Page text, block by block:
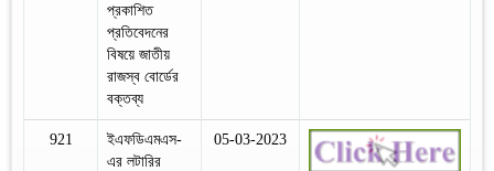
প্রকাশিত
প্রতিবেদনের
বিষয়ে জাতীয়
রাজস্ব বোর্ডের
বক্তব্য
921
ইএফডিএমএস-
এর লটারির
05-03-2023